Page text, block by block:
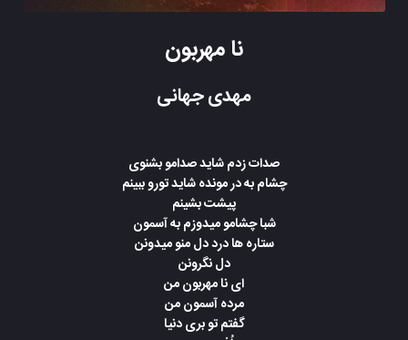
نا مهربون
مهدی جهانی
صدات زدم شاید صدامو بشنوی
چشام به در مونده شاید تورو ببینم
پیشت بشینم
شبا چشامو میدوزم به آسمون
ستاره ها درد دل منو میدونن
دل نگرونن
ای نا مهربون من
مرده آسمون من
گفتم تو بری دنیا